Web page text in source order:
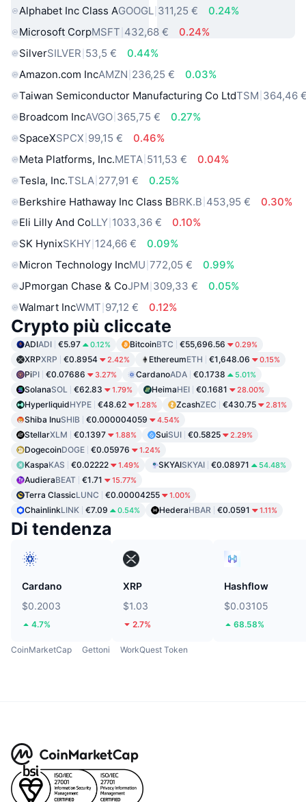
Alphabet Inc Class AGOOGL 311,25 €
0.24%
Microsoft CorpMSFT 432,68 €
0.24%
SilverSILVER 53,5 €
0.44%
Amazon.com IncAMZN 236,25 €
0.03%
Taiwan Semiconductor Manufacturing Co LtdTSM 364,46
Broadcom IncAVGO 365,75 €
0.27%
SpaceXSPCX 99,15 €
0.46%
Meta Platforms, Inc.META 511,53 €
0.04%
Tesla, Inc.TSLA 277,91 €
0.25%
Berkshire Hathaway Inc Class BBRK.B 453,95 €
0.30%
Eli Lilly And CoLLY 1033,36 €
0.10%
SK HynixSKHY 124,66 €
0.09%
Micron Technology IncMU 772,05 €
0.99%
JPmorgan Chase & CoJPM 309,33 €
0.05%
Walmart IncWMT 97,12 € 0.12%
Crypto più cliccate
ADIADI €5.97 0.12% BitcoinBTC €55,696.56 0.29%
XRPXRP €0.8954 2.42% EthereumETH €1,648.06 0.15%
PiPI €0.07686 3.27% CardanoADA €0.1738 5.01%
SolanaSOL €62.83 1.79% HeimaHEI €0.1681 28.00%
HyperliquidHYPE €48.62 1.28% ZcashZEC €430.75 2.81%
Shiba InuSHIB €0.000004059 4.54%
StellarXLM €0.1397 1.88% SuiSUI €0.5825 2.29%
DogecoinDOGE €0.05976 1.24%
KaspaKAS €0.02222 1.49% SKYAISKYAI €0.08971 54.48%
AudieraBEAT €1.71 15.77%
Terra ClassicLUNC €0.00004255 1.00%
ChainlinkLINK €7.09 0.54% HederaHBAR €0.0591 1.11%
Di tendenza
Cardano
$0.2003
4.7%
XRP
$1.03
2.7%
Hashflow
$0.03105
68.58%
CoinMarketCap Gettoni WorkQuest Token